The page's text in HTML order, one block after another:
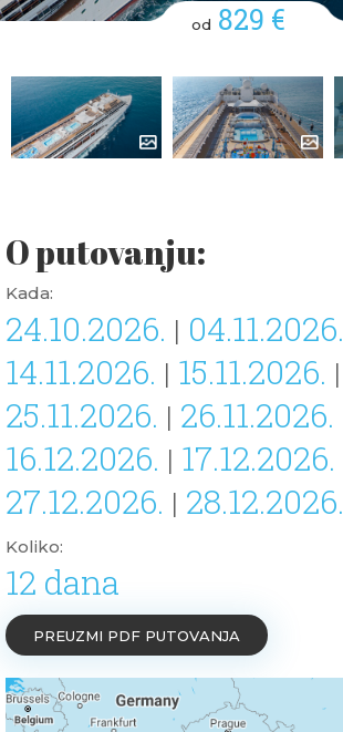
od 829 €
O putovanju:
Kada:
24.10.2026. | 04.11.2026.
14.11.2026. | 15.11.2026. |
25.11.2026. | 26.11.2026.
16.12.2026. | 17.12.2026.
27.12.2026. | 28.12.2026.
Koliko:
12 dana
PREUZMI PDF PUTOVANJA